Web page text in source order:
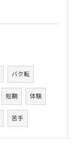
バク転
短期 体験
苦手